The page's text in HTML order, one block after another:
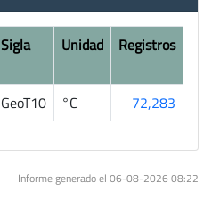
Sigla Unidad Registros
GeoT10 °C 72,283
Informe generado el 06-08-2026 08:22